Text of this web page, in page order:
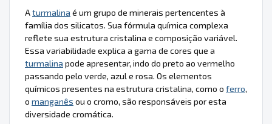
Aturmalina é um grupo de minerais pertencentes à
família dos silicatos. Sua fórmula química complexa
reflete sua estrutura cristalina e composição variável.
Essa variabilidade explica a gama de cores que a
turmalina pode apresentar, indo do preto ao vermelho
passando pelo verde, azul e rosa. Os elementos
químicos presentes na estrutura cristalina, como o ferro,
o manganês ou o cromo, são responsáveis por esta
diversidade cromática.